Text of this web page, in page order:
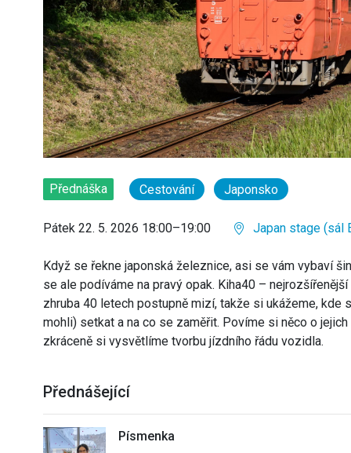
Přednáška Cestování Japonsko
Pátek 22. 5. 2026 18:00–19:00 Japan stage (sál
Když se řekne japonská železnice, asi se vám vybaví
se ale podíváme na pravý opak. Kiha40 –
zhruba 40 letech postupně mizí, takže si ukážeme, kde
mohli) setkat a na co se zaměřit. Povíme si něco o
zkráceně si vysvětlíme tvorbu jízdního řádu vozidla.
Přednášející
Písmenka